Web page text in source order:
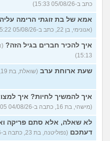
עוד שאלות
כתב ב-05/08/26 15:33)
אמא של בת זוגתי הרימה
(אנונימי, בן 22, כתב ב-05/08/26 15:22)
איך להכיר חברים בגיל הזה?
15:13)
שעת ארוחת ערב (שואלת, בת 19, כתבה ב-04/08/26 13:14)
איך להמשיך לחיות? איך
(מישהי, בת 16, כתבה ב-04/08/26 13:05)
לא שאלה, אלא סתם פריקה
דעתכם (נפוליטנה, בת 23, כתבה ב-03/08/26 18:04)